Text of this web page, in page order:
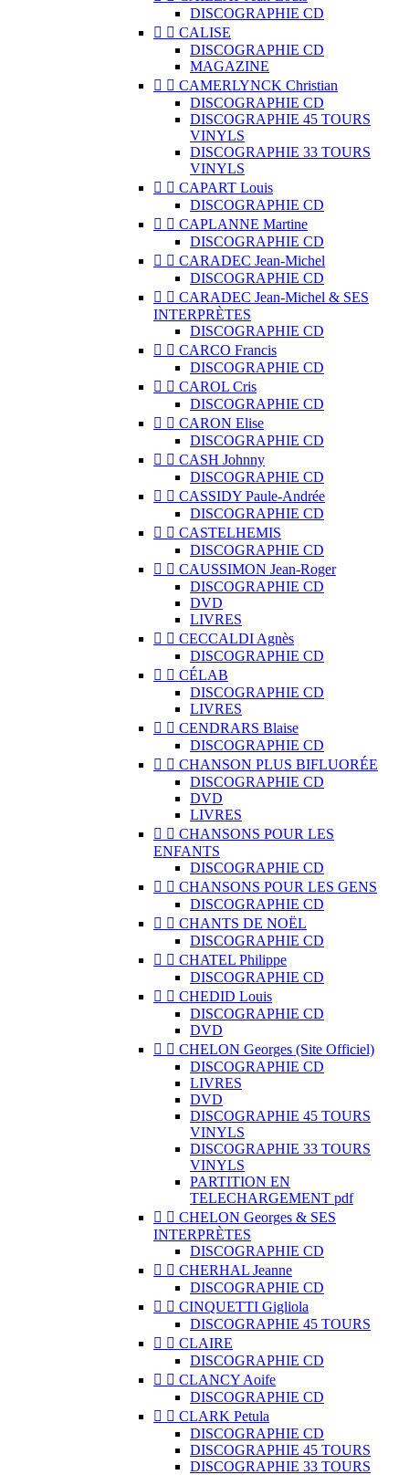
DISCOGRAPHIE CD
  CALISE
DISCOGRAPHIE CD
MAGAZINE
  CAMERLYNCK Christian
DISCOGRAPHIE CD
DISCOGRAPHIE 45 TOURS
VINYLS
DISCOGRAPHIE 33 TOURS
VINYLS
  CAPART Louis
DISCOGRAPHIE CD
  CAPLANNE Martine
DISCOGRAPHIE CD
  CARADEC Jean-Michel
DISCOGRAPHIE CD
  CARADEC Jean-Michel & SES
INTERPRÈTES
DISCOGRAPHIE CD
  CARCO Francis
DISCOGRAPHIE CD
  CAROL Cris
DISCOGRAPHIE CD
  CARON Elise
DISCOGRAPHIE CD
  CASH Johnny
DISCOGRAPHIE CD
  CASSIDY Paule-Andrée
DISCOGRAPHIE CD
  CASTELHEMIS
DISCOGRAPHIE CD
  CAUSSIMON Jean-Roger
DISCOGRAPHIE CD
DVD
LIVRES
  CECCALDI Agnès
DISCOGRAPHIE CD
  CÉLAB
DISCOGRAPHIE CD
LIVRES
  CENDRARS Blaise
DISCOGRAPHIE CD
  CHANSON PLUS BIFLUORÉE
DISCOGRAPHIE CD
DVD
LIVRES
  CHANSONS POUR LES
ENFANTS
DISCOGRAPHIE CD
  CHANSONS POUR LES GENS
DISCOGRAPHIE CD
  CHANTS DE NOËL
DISCOGRAPHIE CD
  CHATEL Philippe
DISCOGRAPHIE CD
  CHEDID Louis
DISCOGRAPHIE CD
DVD
  CHELON Georges (Site Officiel)
DISCOGRAPHIE CD
LIVRES
DVD
DISCOGRAPHIE 45 TOURS
VINYLS
DISCOGRAPHIE 33 TOURS
VINYLS
PARTITION EN
TELECHARGEMENT pdf
  CHELON Georges & SES
INTERPRÈTES
DISCOGRAPHIE CD
  CHERHAL Jeanne
DISCOGRAPHIE CD
  CINQUETTI Gigliola
DISCOGRAPHIE 45 TOURS
  CLAIRE
DISCOGRAPHIE CD
  CLANCY Aoife
DISCOGRAPHIE CD
  CLARK Petula
DISCOGRAPHIE CD
DISCOGRAPHIE 45 TOURS
DISCOGRAPHIE 33 TOURS